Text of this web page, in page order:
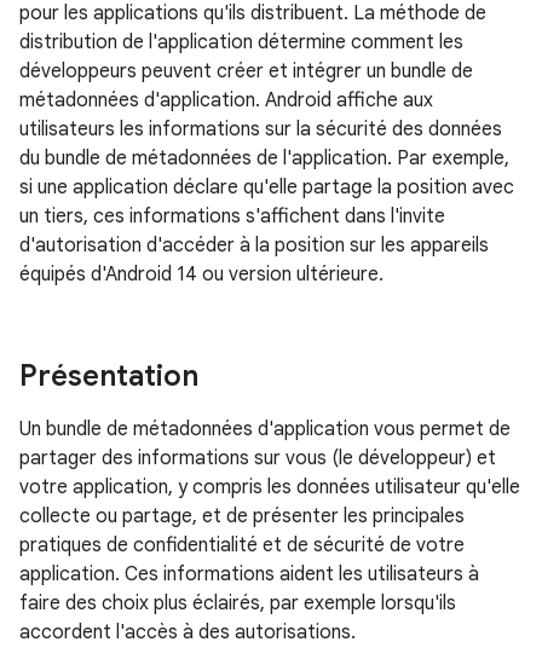
pour les applications qu'ils distribuent. La méthode de
distribution de l'application détermine comment les
développeurs peuvent créer et intégrer un bundle de
métadonnées d'application. Android affiche aux
utilisateurs les informations sur la sécurité des données
du bundle de métadonnées de l'application. Par exemple,
si une application déclare qu'elle partage la position avec
un tiers, ces informations s'affichent dans l'invite
d'autorisation d'accéder à la position sur les appareils
équipés d'Android 14 ou version ultérieure.
Présentation
Un bundle de métadonnées d'application vous permet de
partager des informations sur vous (le développeur) et
votre application, y compris les données utilisateur qu'elle
collecte ou partage, et de présenter les principales
pratiques de confidentialité et de sécurité de votre
application. Ces informations aident les utilisateurs à
faire des choix plus éclairés, par exemple lorsqu'ils
accordent l'accès à des autorisations.